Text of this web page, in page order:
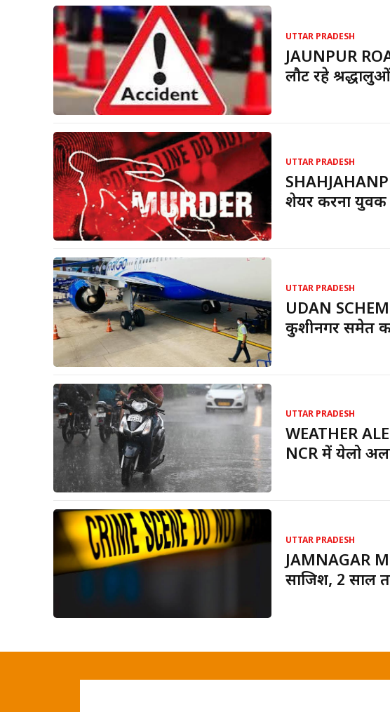
UTTAR PRADESH
JAUNPUR
लौट रहे
UTTAR PRADESH
शेयर करना युवक
UTTAR PRADESH
UDAN
कुशीनगर समेत
UTTAR PRADESH
WEATHER
NCR में येलो
UTTAR PRADESH
JAMNAGAR
साजिश, 2 साल